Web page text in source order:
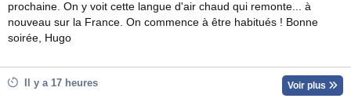
prochaine. On y voit cette langue d'air chaud qui remonte... à
nouveau sur la France. On commence à être habitués ! Bonne
soirée, Hugo
Il y a 17 heures Voir plus